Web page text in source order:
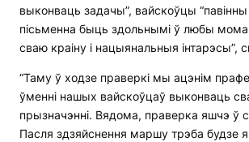
выконваць задачы”, вайскоўцы “павінны
пісьменна быць здольнымі ў любы
сваю краіну і нацыянальныя інтарэсы”,
“Таму ў ходзе праверкі мы ацэнім
ўменні нашых вайскоўцаў выконваць
прызначэнні. Вядома, праверка яшчэ ў
Пасля здзяйснення маршу трэба будзе